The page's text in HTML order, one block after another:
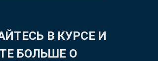
В КУРСЕ И
БОЛЬШЕ О